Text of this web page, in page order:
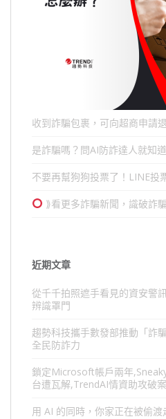
收到詐騙包裹，可向超商申請
是詐騙嗎？問AI防詐達人就知道
不要再幫狗狗投票了！LINE投
⟫看更多詐騙新聞，識破詐
近期文章
從千千拍照遮手看見的資安警
辨識罩門
趨勢科技攜手數發部推動「詐
全民防詐力
鎖定Microsoft帳戶兩年
台遭瓦解,TrendAI情資助攻破案
用 AI 的同時，你家正在被偷渡